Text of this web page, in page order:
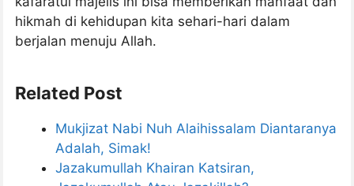
hikmah di kehidupan kita sehari-hari dalam
berjalan menuju Allah.
Related Post
Mukjizat Nabi Nuh Alaihissalam Diantaranya
Adalah, Simak!
Jazakumullah Khairan Katsiran,